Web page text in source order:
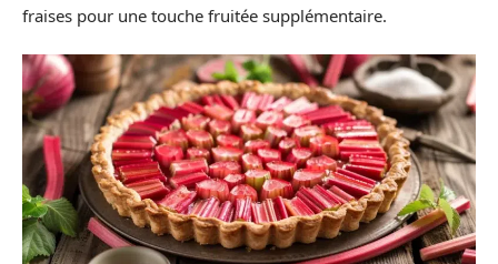
fraises pour une touche fruitée supplémentaire.